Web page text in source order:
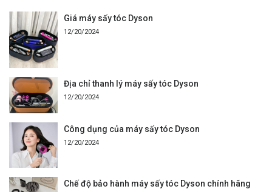
Giá máy sấy tóc Dyson
12/20/2024
Địa chỉ thanh lý máy sấy tóc Dyson
12/20/2024
Công dụng của máy sấy tóc Dyson
12/20/2024
Chế độ bảo hành máy sấy tóc Dyson chính hãng